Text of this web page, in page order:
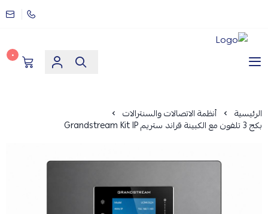
٠
الرئيسية أنظمة الاتصالات والسنترالات
بكج 3 تلفون مع الكبينة قراند ستريم Grandstream Kit IP